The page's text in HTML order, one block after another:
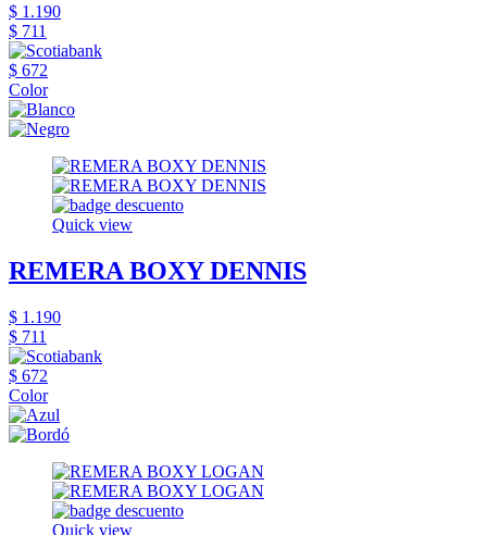
$ 1.190
$ 711
$ 672
Color
Quick view
REMERA BOXY DENNIS
$ 1.190
$ 711
$ 672
Color
Quick view